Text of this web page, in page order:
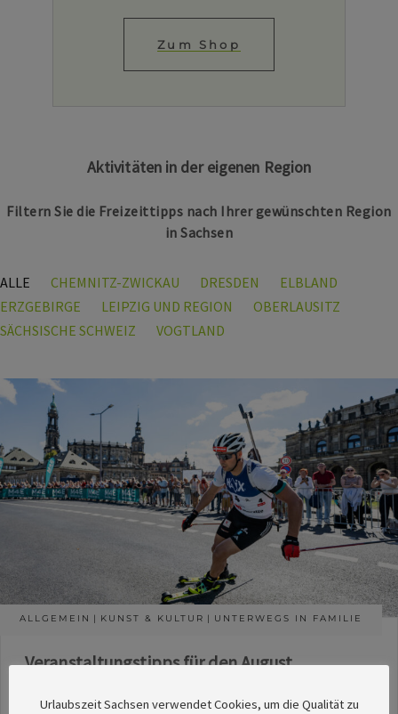
Zum Shop
Aktivitäten in der eigenen Region
Filtern Sie die Freizeittipps nach Ihrer gewünschten Region
in Sachsen
ALLE CHEMNITZ-ZWICKAU DRESDEN
ELBLAND
ERZGEBIRGE
LEIPZIG UND REGION
OBERLAUSITZ
SÄCHSISCHE SCHWEIZ
VOGTLAND
ALLGEMEIN KUNST & KULTUR UNTERWEGS IN FAMILIE
Veranstaltungstipps für den August
Urlaubszeit Sachsen verwendet Cookies, um die Qualität zu